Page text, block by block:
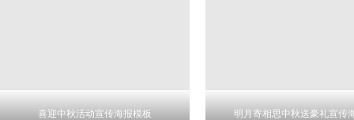
喜迎中秋活动宣传海报模板 明月寄相思中秋送豪礼宣传